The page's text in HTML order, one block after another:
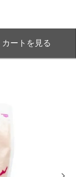
カートを見る